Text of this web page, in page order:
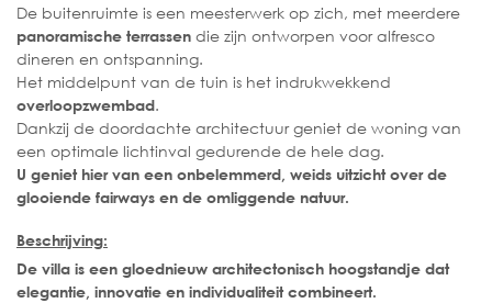
De buitenruimte is een meesterwerk op zich, met meerdere
panoramische terrassen die zijn ontworpen voor alfresco
dineren en ontspanning.
Het middelpunt van de tuin is het indrukwekkend
overloopzwembad.
Dankzij de doordachte architectuur geniet de woning van
een optimale lichtinval gedurende de hele dag.
U geniet hier van een onbelemmerd, weids uitzicht over de
glooiende fairways en de omliggende natuur.
Beschrijving:
De villa is een gloednieuw architectonisch hoogstandje dat
elegantie, innovatie en individualiteit combineert.